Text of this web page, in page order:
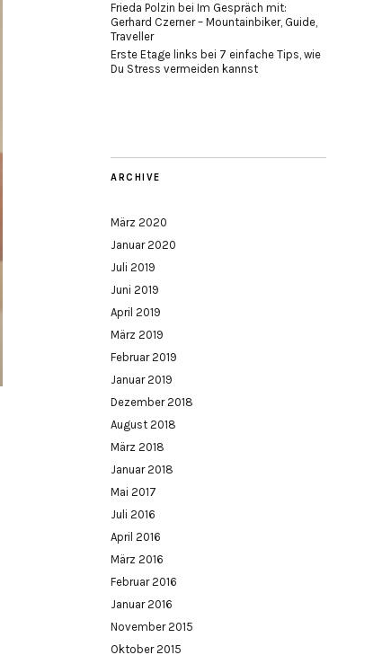
Frieda Polzin bei Im Gespräch mit:
Gerhard Czerner – Mountainbiker, Guide,
Traveller
Erste Etage links bei 7 einfache Tips, wie
Du Stress vermeiden kannst
ARCHIVE
März 2020
Januar 2020
Juli 2019
Juni 2019
April 2019
März 2019
Februar 2019
Januar 2019
Dezember 2018
August 2018
März 2018
Januar 2018
Mai 2017
Juli 2016
April 2016
März 2016
Februar 2016
Januar 2016
November 2015
Oktober 2015